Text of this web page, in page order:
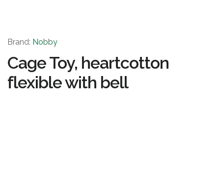
Brand: Nobby
Cage Toy, heartcotton
flexible with bell